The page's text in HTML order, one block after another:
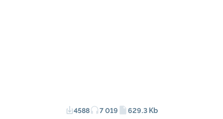
4588 7 019 629.3 Kb